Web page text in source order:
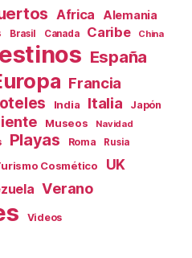
Africa Alemania
Brasil Canada Caribe China
España
Francia
India Italia Japón
Museos Navidad
Playas Roma Rusia
Cosmético UK
Verano
Videos